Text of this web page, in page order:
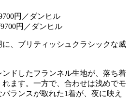
円／ダンヒル
、ブリティッシュクラシックな威
ドしたフランネル生地が、落ち着
ます。一方で、合わせは浅めでモ
ランスが取れた1着が、夜に映え